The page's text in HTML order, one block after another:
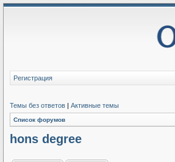
Регистрация
Темы без ответов | Активные темы
Список форумов
hons degree